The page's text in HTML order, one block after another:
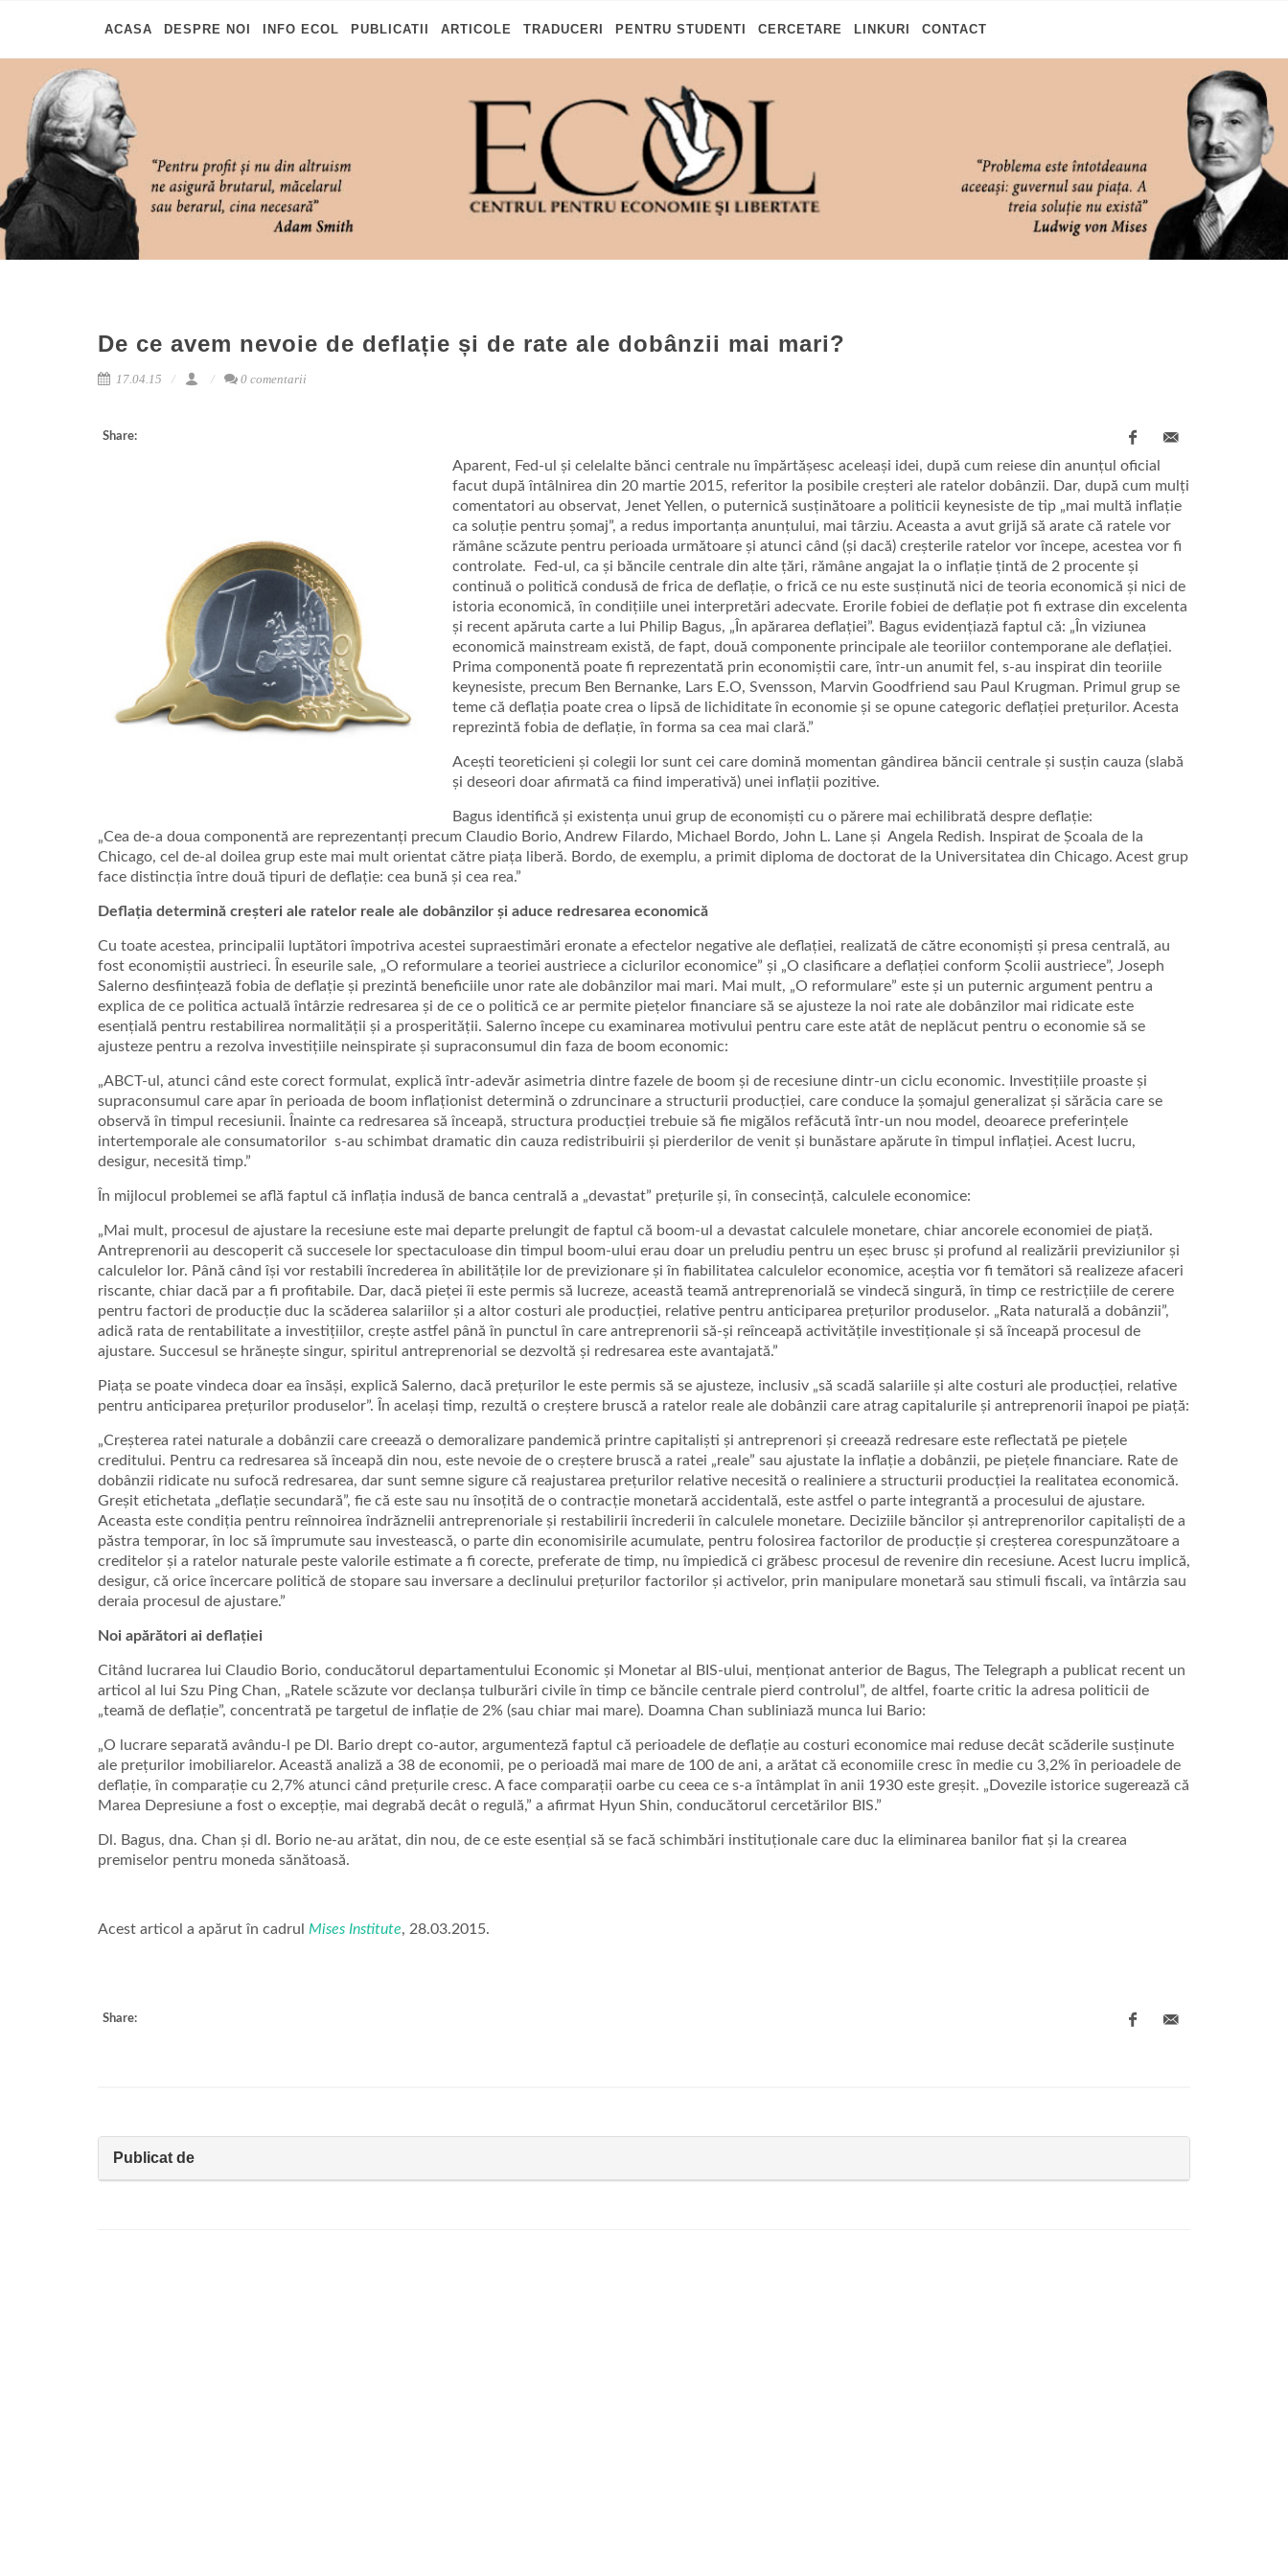
ACASA DESPRE NOI INFO ECOL PUBLICATII ARTICOLE TRADUCERI PENTRU STUDENTI CERCETARE LINKURI CONTACT
De ce avem nevoie de deflație și de rate ale dobânzii mai mari?
17.04.15 0 comentarii
Share:
Aparent, Fed-ul și celelalte bănci centrale nu împărtășesc aceleași idei, după cum reiese din anunțul oficial
facut după întâlnirea din 20 martie 2015, referitor la posibile creșteri ale ratelor dobânzii. Dar, după cum mulți
comentatori au observat, Jenet Yellen, o puternică susținătoare a politicii keynesiste de tip „mai multă inflație
ca soluție pentru șomaj”, a redus importanța anunțului, mai târziu. Aceasta a avut grijă să arate că ratele vor
rămâne scăzute pentru perioada următoare și atunci când (și dacă) creșterile ratelor vor începe, acestea vor fi
controlate. Fed-ul, ca și băncile centrale din alte țări, rămâne angajat la o inflație țintă de 2 procente și
continuă o politică condusă de frica de deflație, o frică ce nu este susținută nici de teoria economică și nici de
istoria economică, în condițiile unei interpretări adecvate. Erorile fobiei de deflație pot fi extrase din excelenta
și recent apăruta carte a lui Philip Bagus, „În apărarea deflației”. Bagus evidențiază faptul că: „În viziunea
economică mainstream există, de fapt, două componente principale ale teoriilor contemporane ale deflației.
Prima componentă poate fi reprezentată prin economiștii care, într-un anumit fel, s-au inspirat din teoriile
keynesiste, precum Ben Bernanke, Lars E.O, Svensson, Marvin Goodfriend sau Paul Krugman. Primul grup se
teme că deflația poate crea o lipsă de lichiditate în economie și se opune categoric deflației prețurilor. Acesta
reprezintă fobia de deflație, în forma sa cea mai clară.”
Acești teoreticieni și colegii lor sunt cei care domină momentan gândirea băncii centrale și susțin cauza (slabă
și deseori doar afirmată ca fiind imperativă) unei inflații pozitive.
Bagus identifică și existența unui grup de economiști cu o părere mai echilibrată despre deflație:
„Cea de-a doua componentă are reprezentanți precum Claudio Borio, Andrew Filardo, Michael Bordo, John L. Lane și Angela Redish. Inspirat de Școala de la
Chicago, cel de-al doilea grup este mai mult orientat către piața liberă. Bordo, de exemplu, a primit diploma de doctorat de la Universitatea din Chicago. Acest grup
face distincția între două tipuri de deflație: cea bună și cea rea.”
Deflația determină creșteri ale ratelor reale ale dobânzilor și aduce redresarea economică
Cu toate acestea, principalii luptători împotriva acestei supraestimări eronate a efectelor negative ale deflației, realizată de către economiști și presa centrală, au
fost economiștii austrieci. În eseurile sale, „O reformulare a teoriei austriece a ciclurilor economice” și „O clasificare a deflației conform Școlii austriece”, Joseph
Salerno desființează fobia de deflație și prezintă beneficiile unor rate ale dobânzilor mai mari. Mai mult, „O reformulare” este și un puternic argument pentru a
explica de ce politica actuală întârzie redresarea și de ce o politică ce ar permite piețelor financiare să se ajusteze la noi rate ale dobânzilor mai ridicate este
esențială pentru restabilirea normalității și a prosperității. Salerno începe cu examinarea motivului pentru care este atât de neplăcut pentru o economie să se
ajusteze pentru a rezolva investițiile neinspirate și supraconsumul din faza de boom economic:
„ABCT-ul, atunci când este corect formulat, explică într-adevăr asimetria dintre fazele de boom și de recesiune dintr-un ciclu economic. Investițiile proaste și
supraconsumul care apar în perioada de boom inflaționist determină o zdruncinare a structurii producției, care conduce la șomajul generalizat și sărăcia care se
observă în timpul recesiunii. Înainte ca redresarea să înceapă, structura producției trebuie să fie migălos refăcută într-un nou model, deoarece preferințele
intertemporale ale consumatorilor s-au schimbat dramatic din cauza redistribuirii și pierderilor de venit și bunăstare apărute în timpul inflației. Acest lucru,
desigur, necesită timp.”
În mijlocul problemei se află faptul că inflația indusă de banca centrală a „devastat” prețurile și, în consecință, calculele economice:
„Mai mult, procesul de ajustare la recesiune este mai departe prelungit de faptul că boom-ul a devastat calculele monetare, chiar ancorele economiei de piață.
Antreprenorii au descoperit că succesele lor spectaculoase din timpul boom-ului erau doar un preludiu pentru un eșec brusc și profund al realizării previziunilor și
calculelor lor. Până când își vor restabili încrederea în abilitățile lor de previzionare și în fiabilitatea calculelor economice, aceștia vor fi temători să realizeze afaceri
riscante, chiar dacă par a fi profitabile. Dar, dacă pieței îi este permis să lucreze, această teamă antreprenorială se vindecă singură, în timp ce restricțiile de cerere
pentru factori de producție duc la scăderea salariilor și a altor costuri ale producției, relative pentru anticiparea prețurilor produselor. „Rata naturală a dobânzii”,
adică rata de rentabilitate a investițiilor, crește astfel până în punctul în care antreprenorii să-și reînceapă activitățile investiționale și să înceapă procesul de
ajustare. Succesul se hrănește singur, spiritul antreprenorial se dezvoltă și redresarea este avantajată.”
Piața se poate vindeca doar ea însăși, explică Salerno, dacă prețurilor le este permis să se ajusteze, inclusiv „să scadă salariile și alte costuri ale producției, relative
pentru anticiparea prețurilor produselor”. În același timp, rezultă o creștere bruscă a ratelor reale ale dobânzii care atrag capitalurile și antreprenorii înapoi pe piață:
„Creșterea ratei naturale a dobânzii care creează o demoralizare pandemică printre capitaliști și antreprenori și creează redresare este reflectată pe piețele
creditului. Pentru ca redresarea să înceapă din nou, este nevoie de o creștere bruscă a ratei „reale” sau ajustate la inflație a dobânzii, pe piețele financiare. Rate de
dobânzii ridicate nu sufocă redresarea, dar sunt semne sigure că reajustarea prețurilor relative necesită o realiniere a structurii producției la realitatea economică.
Greșit etichetata „deflație secundară”, fie că este sau nu însoțită de o contracție monetară accidentală, este astfel o parte integrantă a procesului de ajustare.
Aceasta este condiția pentru reînnoirea îndrăznelii antreprenoriale și restabilirii încrederii în calculele monetare. Deciziile băncilor și antreprenorilor capitaliști de a
păstra temporar, în loc să împrumute sau investească, o parte din economisirile acumulate, pentru folosirea factorilor de producție și creșterea corespunzătoare a
creditelor și a ratelor naturale peste valorile estimate a fi corecte, preferate de timp, nu împiedică ci grăbesc procesul de revenire din recesiune. Acest lucru implică,
desigur, că orice încercare politică de stopare sau inversare a declinului prețurilor factorilor și activelor, prin manipulare monetară sau stimuli fiscali, va întârzia sau
deraia procesul de ajustare.”
Noi apărători ai deflației
Citând lucrarea lui Claudio Borio, conducătorul departamentului Economic și Monetar al BIS-ului, menționat anterior de Bagus, The Telegraph a publicat recent un
articol al lui Szu Ping Chan, „Ratele scăzute vor declanșa tulburări civile în timp ce băncile centrale pierd controlul”, de altfel, foarte critic la adresa politicii de
„teamă de deflație”, concentrată pe targetul de inflație de 2% (sau chiar mai mare). Doamna Chan subliniază munca lui Bario:
„O lucrare separată avându-l pe Dl. Bario drept co-autor, argumenteză faptul că perioadele de deflație au costuri economice mai reduse decât scăderile susținute
ale prețurilor imobiliarelor. Această analiză a 38 de economii, pe o perioadă mai mare de 100 de ani, a arătat că economiile cresc în medie cu 3,2% în perioadele de
deflație, în comparație cu 2,7% atunci când prețurile cresc. A face comparații oarbe cu ceea ce s-a întâmplat în anii 1930 este greșit. „Dovezile istorice sugerează că
Marea Depresiune a fost o excepție, mai degrabă decât o regulă,” a afirmat Hyun Shin, conducătorul cercetărilor BIS.”
Dl. Bagus, dna. Chan și dl. Borio ne-au arătat, din nou, de ce este esențial să se facă schimbări instituționale care duc la eliminarea banilor fiat și la crearea
premiselor pentru moneda sănătoasă.
Acest articol a apărut în cadrul Mises Institute, 28.03.2015.
Share:
Publicat de